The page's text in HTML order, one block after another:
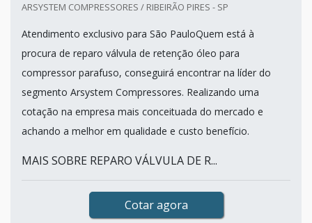
ARSYSTEM COMPRESSORES / RIBEIRÃO PIRES - SP
Atendimento exclusivo para São PauloQuem está à
procura de reparo válvula de retenção óleo para
compressor parafuso, conseguirá encontrar na líder do
segmento Arsystem Compressores. Realizando uma
cotação na empresa mais conceituada do mercado e
achando a melhor em qualidade e custo benefício.
MAIS SOBRE REPARO VÁLVULA DE R...
Cotar agora